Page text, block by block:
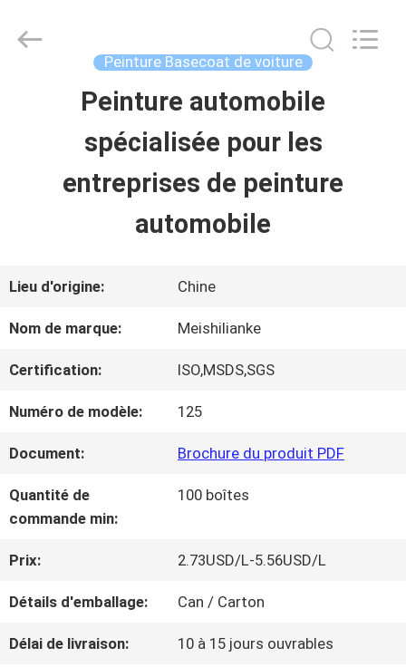
APERÇU
PRODUITS
PROPOS
NOUS
VISITE
CONTRÔLE
DE
Meklon
Peinture Basecoat de voiture
Peinture automobile
spécialisée pour les
entreprises de peinture
automobile
Lieu d'origine: Chine
Nom de marque: Meishilianke
Certification: ISO,MSDS,SGS
Numéro de modèle: 125
Document: Brochure du produit PDF
Quantité de
commande min:
100 boîtes
Prix: 2.73USD/L-5.56USD/L
Détails d'emballage: Can / Carton
Délai de livraison: 10 à 15 jours ouvrables